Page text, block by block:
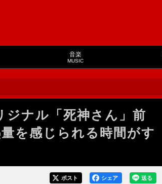
音楽
MUSIC
ジナル「死神さん」前
を感じられる時間がす
送る
シェア
ポスト